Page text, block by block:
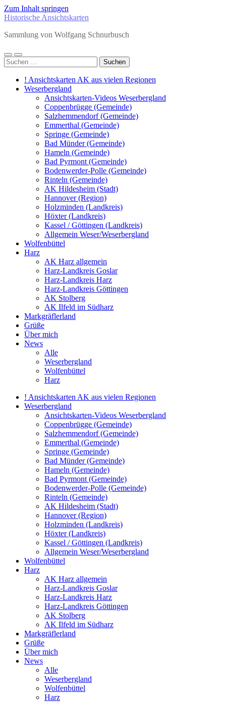
Zum Inhalt springen
Historische Ansichtskarten
Sammlung von Wolfgang Schnurbusch
Mobile-
Menü
Suchfeld
ein-/ausblenden
Suchen
nach:
! Ansichtskarten AK aus vielen Regionen
Weserbergland
Ansichtskarten-Videos Weserbergland
Coppenbrügge (Gemeinde)
Salzhemmendorf (Gemeinde)
Emmerthal (Gemeinde)
Springe (Gemeinde)
Bad Münder (Gemeinde)
Hameln (Gemeinde)
Bad Pyrmont (Gemeinde)
Bodenwerder-Polle (Gemeinde)
Rinteln (Gemeinde)
AK Hildesheim (Stadt)
Hannover (Region)
Holzminden (Landkreis)
Höxter (Landkreis)
Kassel / Göttingen (Landkreis)
Allgemein Weser/Weserbergland
Wolfenbüttel
Harz
AK Harz allgemein
Harz-Landkreis Goslar
Harz-Landkreis Harz
Harz-Landkreis Göttingen
AK Stolberg
AK Ilfeld im Südharz
Markgräflerland
Grüße
Über mich
News
Alle
Weserbergland
Wolfenbüttel
Harz
! Ansichtskarten AK aus vielen Regionen
Weserbergland
Ansichtskarten-Videos Weserbergland
Coppenbrügge (Gemeinde)
Salzhemmendorf (Gemeinde)
Emmerthal (Gemeinde)
Springe (Gemeinde)
Bad Münder (Gemeinde)
Hameln (Gemeinde)
Bad Pyrmont (Gemeinde)
Bodenwerder-Polle (Gemeinde)
Rinteln (Gemeinde)
AK Hildesheim (Stadt)
Hannover (Region)
Holzminden (Landkreis)
Höxter (Landkreis)
Kassel / Göttingen (Landkreis)
Allgemein Weser/Weserbergland
Wolfenbüttel
Harz
AK Harz allgemein
Harz-Landkreis Goslar
Harz-Landkreis Harz
Harz-Landkreis Göttingen
AK Stolberg
AK Ilfeld im Südharz
Markgräflerland
Grüße
Über mich
News
Alle
Weserbergland
Wolfenbüttel
Harz